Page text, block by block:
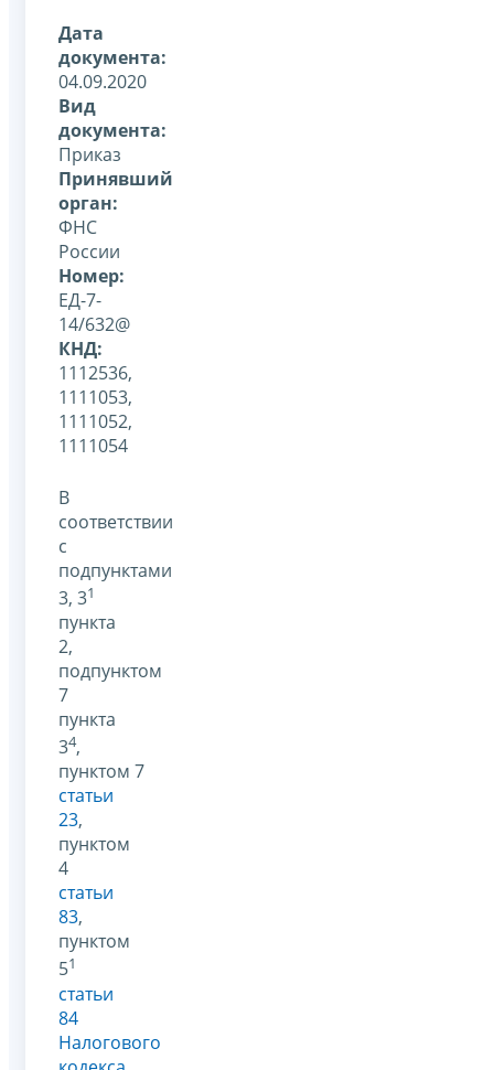
Дата
документа:
04.09.2020
Вид
документа:
Приказ
Принявший
орган:
ФНС
России
Номер:
ЕД-7-
14/632@
КНД:
1112536,
1111053,
1111052,
1111054
В
соответствии
с
подпунктами
3, 31
пункта
2,
подпунктом
7
пункта
34,
пунктом 7
статьи
23,
пунктом
4
статьи
83,
пунктом
51
статьи
84
Налогового